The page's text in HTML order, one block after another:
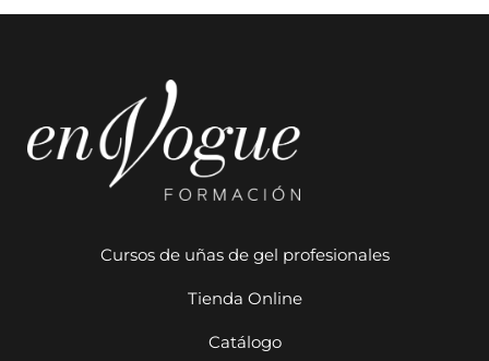
Cursos de uñas de gel profesionales
Tienda Online
Catálogo